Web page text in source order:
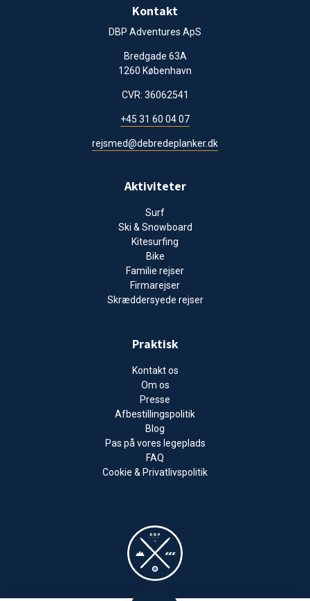
Kontakt
DBP Adventures ApS
Bredgade 63A
1260 København
CVR: 36062541
+45 31 60 04 07
rejsmed@debredeplanker.dk
Aktiviteter
Surf
Ski & Snowboard
Kitesurfing
Bike
Familie rejser
Firmarejser
Skræddersyede rejser
Praktisk
Kontakt os
Om os
Presse
Afbestillingspolitik
Blog
Pas på vores legeplads
FAQ
Cookie & Privatlivspolitik